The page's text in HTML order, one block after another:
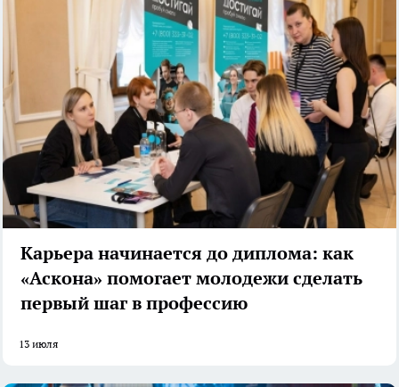
Карьера начинается до диплома: как
«Аскона» помогает молодежи сделать
первый шаг в профессию
13 июля